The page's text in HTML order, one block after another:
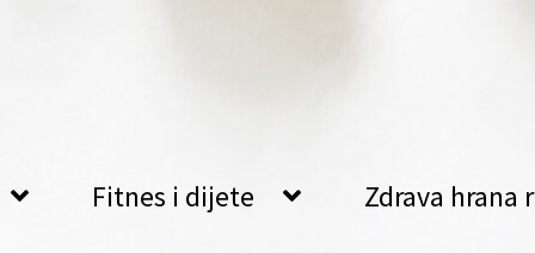
Fitnes i dijete Zdrava hrana